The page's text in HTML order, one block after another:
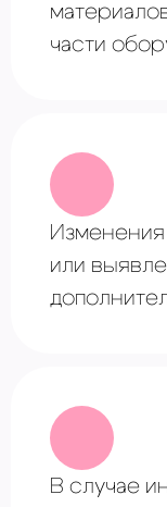
части
или
В случае